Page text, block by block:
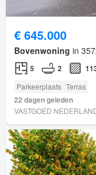
€ 645.000
Bovenwoning in
5 2
Parkeerplaats Terras
22 dagen geleden
VASTGOED